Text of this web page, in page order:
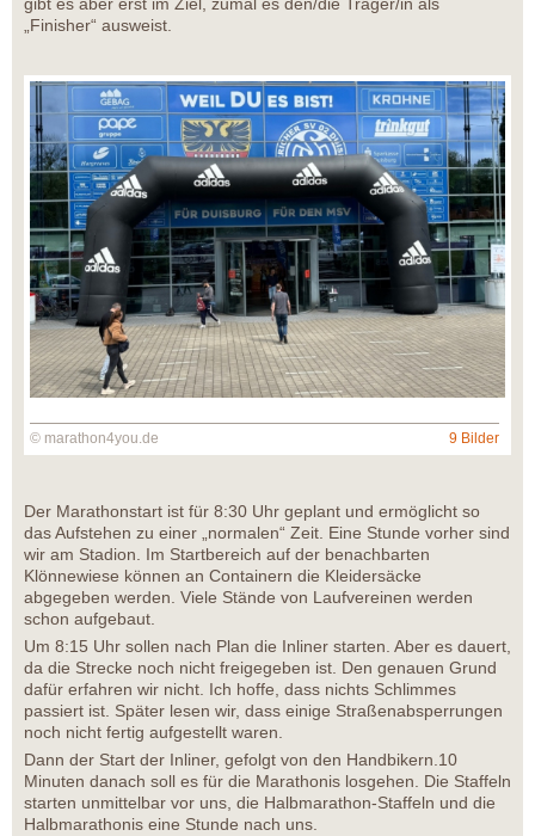
gibt es aber erst im Ziel, zumal es den/die Träger/in als
„Finisher“ ausweist.
© marathon4you.de 9 Bilder
Der Marathonstart ist für 8:30 Uhr geplant und ermöglicht so
das Aufstehen zu einer „normalen“ Zeit. Eine Stunde vorher sind
wir am Stadion. Im Startbereich auf der benachbarten
Klönnewiese können an Containern die Kleidersäcke
abgegeben werden. Viele Stände von Laufvereinen werden
schon aufgebaut.
Um 8:15 Uhr sollen nach Plan die Inliner starten. Aber es dauert,
da die Strecke noch nicht freigegeben ist. Den genauen Grund
dafür erfahren wir nicht. Ich hoffe, dass nichts Schlimmes
passiert ist. Später lesen wir, dass einige Straßenabsperrungen
noch nicht fertig aufgestellt waren.
Dann der Start der Inliner, gefolgt von den Handbikern.10
Minuten danach soll es für die Marathonis losgehen. Die Staffeln
starten unmittelbar vor uns, die Halbmarathon-Staffeln und die
Halbmarathonis eine Stunde nach uns.